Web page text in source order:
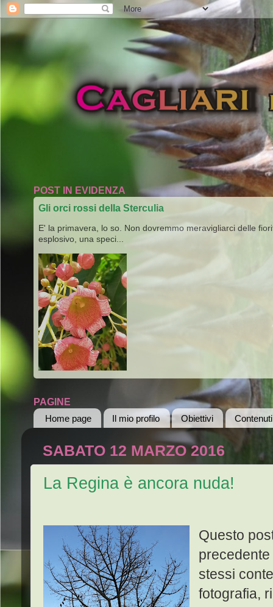
POST IN EVIDENZA
Gli orci rossi della Sterculia
E' la primavera, lo so. Non dovremmo meravigliarci delle
esplosivo, una speci...
PAGINE
Home page
Il mio profilo Obiettivi Contenuti
SABATO 12 MARZO 2016
La Regina è ancora nuda!
Questo
stessi
fotografia,